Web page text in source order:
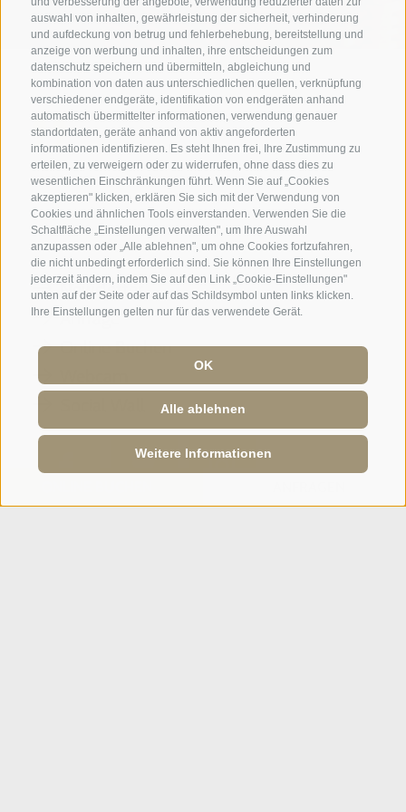
auswahl von inhalten, gewährleistung der sicherheit, verhinderung
und aufdeckung von betrug und fehlerbehebung, bereitstellung und
anzeige von werbung und inhalten, ihre entscheidungen zum
datenschutz speichern und übermitteln, abgleichung und
kombination von daten aus unterschiedlichen quellen, verknüpfung
verschiedener endgeräte, identifikation von endgeräten anhand
automatisch übermittelter informationen, verwendung genauer
standortdaten, geräte anhand von aktiv angeforderten
informationen identifizieren. Es steht Ihnen frei, Ihre Zustimmung zu
erteilen, zu verweigern oder zu widerrufen, ohne dass dies zu
wesentlichen Einschränkungen führt. Wenn Sie auf „Cookies
akzeptieren" klicken, erklären Sie sich mit der Verwendung von
Cookies und ähnlichen Tools einverstanden. Verwenden Sie die
Schaltfläche „Einstellungen verwalten", um Ihre Auswahl
anzupassen oder „Alle ablehnen", um ohne Cookies fortzufahren,
die nicht unbedingt erforderlich sind. Sie können Ihre Einstellungen
jederzeit ändern, indem Sie auf den Link „Cookie-Einstellungen"
unten auf der Seite oder auf das Schildsymbol unten links klicken.
Ihre Einstellungen gelten nur für das verwendete Gerät.
OK
Alle ablehnen
Weitere Informationen
Ein Wochenende der Entspannung
und herzlichen Gastfreundschaft:
ausgezeichnetes Zimmer ...
Tripadvisor - Giovelli
Newsletter
Anfrage
Online Buchen